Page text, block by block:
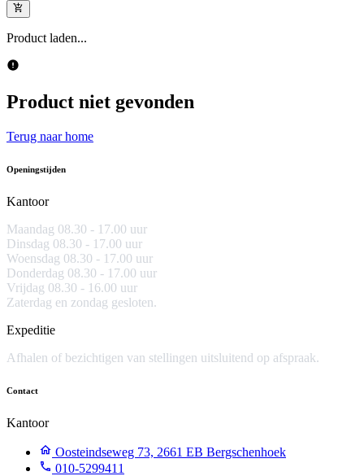
Product laden...
Product niet gevonden
Terug naar home
Openingstijden
Kantoor
Maandag 08.30 - 17.00 uur
Dinsdag 08.30 - 17.00 uur
Woensdag 08.30 - 17.00 uur
Donderdag 08.30 - 17.00 uur
Vrijdag 08.30 - 16.00 uur
Zaterdag en zondag gesloten.
Expeditie
Afhalen of bezichtigen van stellingen uitsluitend op afspraak.
Contact
Kantoor
Oosteindseweg 73, 2661 EB Bergschenhoek
010-5299411